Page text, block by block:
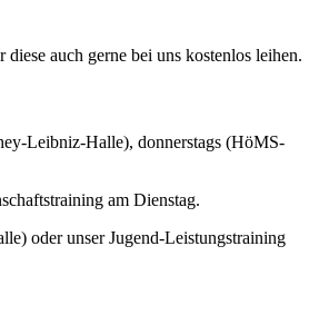
auch gerne bei uns kostenlos leihen.
Leibniz-Halle), donnerstags (HöMS-
am Dienstag.
oder unser Jugend-Leistungstraining